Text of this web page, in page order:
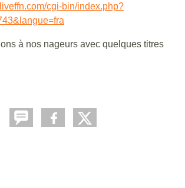
cgi-bin/index.php?
à nos nageurs avec quelques titres